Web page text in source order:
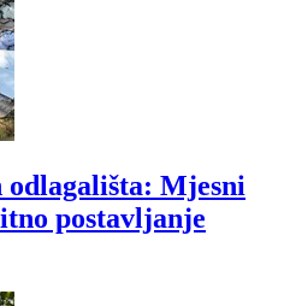
Mjesni
postavljanje